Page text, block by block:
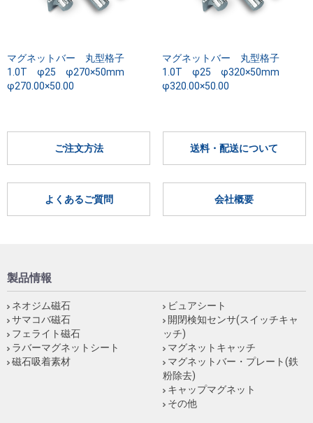
マグネットバー 丸型格子
1.0T φ25 φ270×50mm
φ270.00×50.00
マグネットバー 丸型格子
1.0T φ25 φ320×50mm
φ320.00×50.00
ご注文方法 送料・配送について
よくあるご質問 会社概要
製品情報
ネオジム磁石
サマコバ磁石
フェライト磁石
ラバーマグネットシート
磁石吸着素材
ビュアシート
開閉検知センサ(スイッチキャ
ッチ)
マグネットキャッチ
マグネットバー・プレート(鉄
粉除去)
キャップマグネット
その他